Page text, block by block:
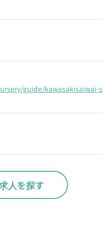
guide/kawasakisaiwai-s
人を探す